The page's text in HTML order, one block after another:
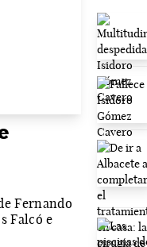
Fernando
Falcó e